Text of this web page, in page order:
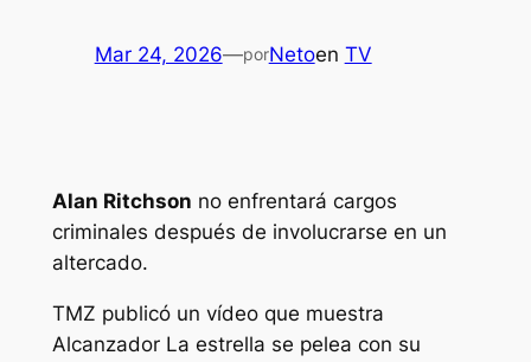
Mar 24, 2026—porNetoen TV
Alan Ritchson no enfrentará cargos
criminales después de involucrarse en un
altercado.
TMZ publicó un vídeo que muestra
Alcanzador La estrella se pelea con su